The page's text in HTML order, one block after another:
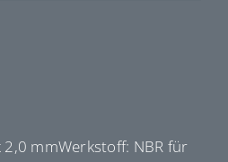
mmWerkstoff: NBR für